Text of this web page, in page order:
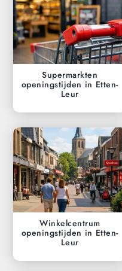
Supermarkten
openingstijden in Etten-
Leur
Winkelcentrum
openingstijden in Etten-
Leur